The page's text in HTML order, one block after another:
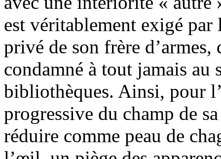
est véritablement exigé
privé de son frère
condamné à tout jamais au
bibliothèques. Ainsi, pour
progressive du champ de
réduire comme peau de